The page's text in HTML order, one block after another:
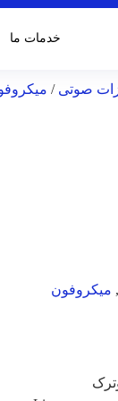
خدمات ما
صوتی /
, میکروفون